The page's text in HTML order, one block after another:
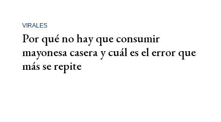
VIRALES
Por qué no hay que consumir
mayonesa casera y cuál es el error que
más se repite